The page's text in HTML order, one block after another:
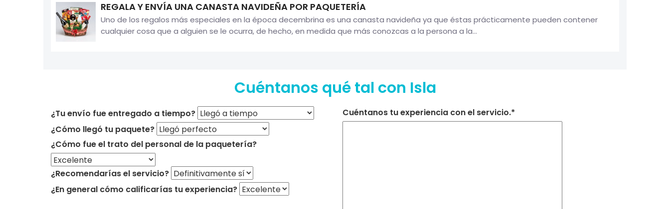
REGALA Y ENVÍA UNA CANASTA NAVIDEÑA POR PAQUETERÍA
Uno de los regalos más especiales en la época decembrina es una canasta navideña ya que éstas prácticamente pueden contener
cualquier cosa que a alguien se le ocurra, de hecho, en medida que más conozcas a la persona a la...
Cuéntanos qué tal con Isla
¿Tu envío fue entregado a tiempo?
¿Cómo llegó tu paquete?
¿Cómo fue el trato del personal de la paquetería?
¿Recomendarías el servicio?
¿En general cómo calificarías tu experiencia?
Cuéntanos tu experiencia con el servicio.*